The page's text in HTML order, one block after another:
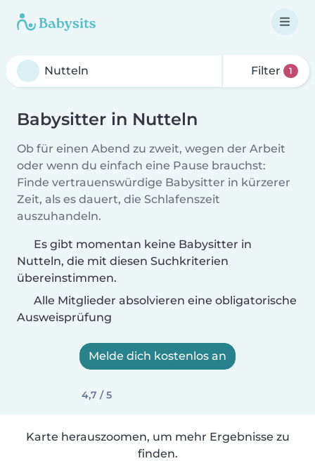
Filter 1
Babysitter in Nutteln
Ob für einen Abend zu zweit, wegen der Arbeit
oder wenn du einfach eine Pause brauchst:
Finde vertrauenswürdige Babysitter in kürzerer
Zeit, als es dauert, die Schlafenszeit
auszuhandeln.
Es gibt momentan keine Babysitter in
Nutteln, die mit diesen Suchkriterien
übereinstimmen.
Alle Mitglieder absolvieren eine obligatorische
Ausweisprüfung
Melde dich kostenlos an
4,7 / 5
Karte herauszoomen, um mehr Ergebnisse zu
finden.